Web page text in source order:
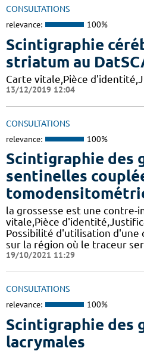
CONSULTATIONS
relevance: 100%
Scintigraphie
striatum au
Carte vitale,Pièce
13/12/2019 12:04
CONSULTATIONS
relevance: 100%
Scintigraphie des
sentinelles
la grossesse est une contre-
vitale,Pièce
Possibilité d'utilisation d'une
sur la région où le traceur
19/10/2021 11:29
CONSULTATIONS
relevance: 100%
Scintigraphie des
lacrymales